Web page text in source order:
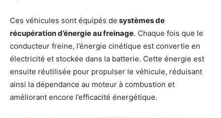
Ces véhicules sont équipés de systèmes de
récupération d’énergie au freinage. Chaque fois que le
conducteur freine, l’énergie cinétique est convertie en
électricité et stockée dans la batterie. Cette énergie est
ensuite réutilisée pour propulser le véhicule, réduisant
ainsi la dépendance au moteur à combustion et
améliorant encore l’efficacité énergétique.